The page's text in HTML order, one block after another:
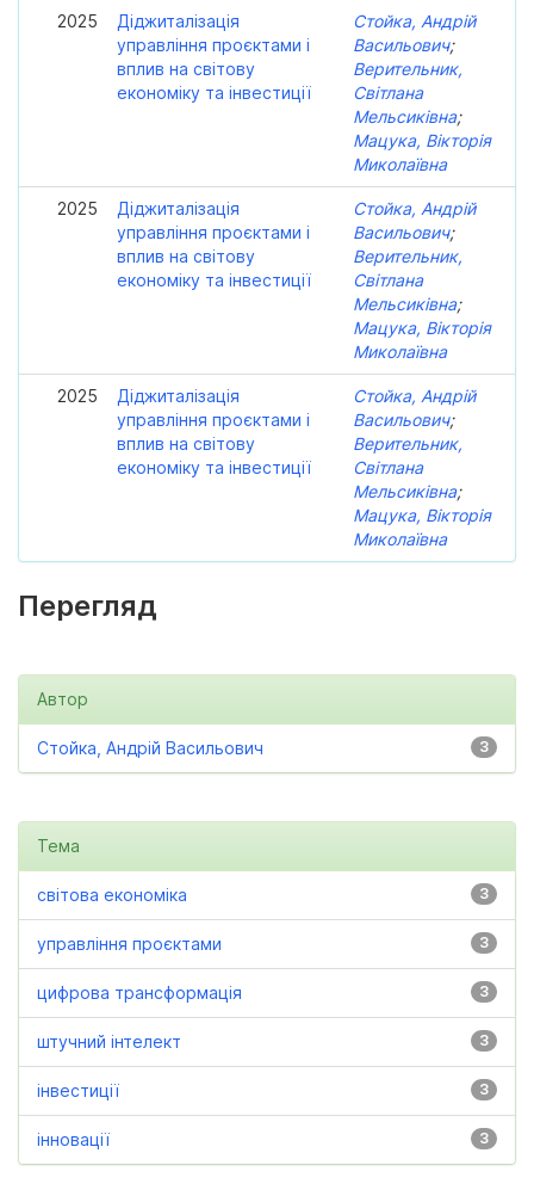
2025
Діджиталізація
управління проєктами і
вплив на світову
економіку та інвестиції
Стойка, Андрій
Васильович;
Верительник,
Світлана
Мельсиківна;
Мацука, Вікторія
Миколаївна
2025
Діджиталізація
управління проєктами і
вплив на світову
економіку та інвестиції
Стойка, Андрій
Васильович;
Верительник,
Світлана
Мельсиківна;
Мацука, Вікторія
Миколаївна
2025
Діджиталізація
управління проєктами і
вплив на світову
економіку та інвестиції
Стойка, Андрій
Васильович;
Верительник,
Світлана
Мельсиківна;
Мацука, Вікторія
Миколаївна
Перегляд
Автор
3
Стойка, Андрій Васильович
Тема
3
світова економіка
3
управління проєктами
3
цифрова трансформація
3
штучний інтелект
3
інвестиції
3
інновації